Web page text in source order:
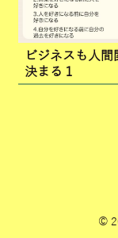
ビジネスも人間
決まる１
©